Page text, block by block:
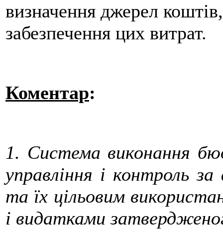
визначення джерел
забезпечення цих витрат.
Коментар:
1. Система виконання
управління і контроль
та їх цільовим
і видатками